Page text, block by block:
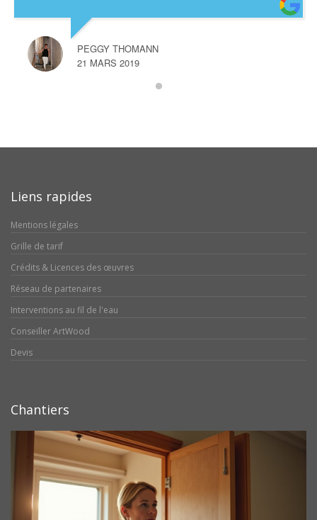
PEGGY THOMANN
21 MARS 2019
Liens rapides
Mentions légales
Grille de tarif
Crédits & Licences des œuvres
Réseau de partenaires
Interventions au fil de l'eau
Conseiller ArtWood
Devis
Chantiers